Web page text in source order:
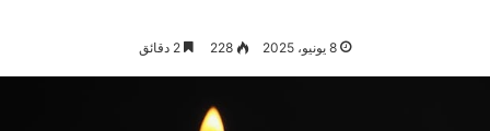
8 يونيو، 2025 228